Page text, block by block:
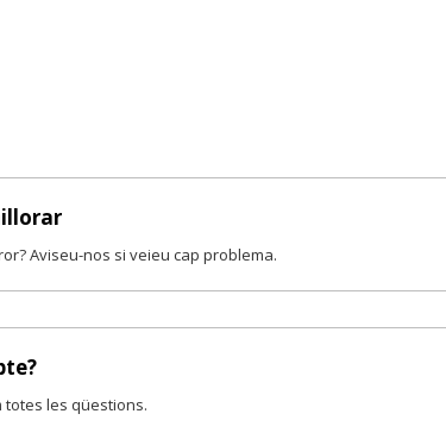
Aviseu-nos si veieu cap problema.
totes les qüestions.